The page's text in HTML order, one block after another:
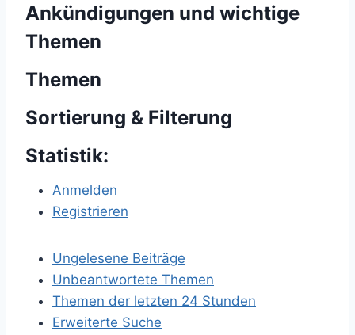
Ankündigungen und wichtige
Themen
Themen
Sortierung & Filterung
Statistik:
Anmelden
Registrieren
Ungelesene Beiträge
Unbeantwortete Themen
Themen der letzten 24 Stunden
Erweiterte Suche